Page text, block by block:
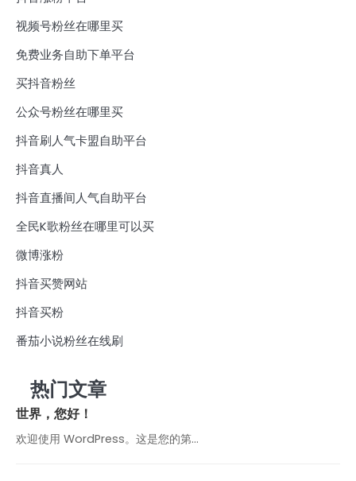
视频号粉丝在哪里买
免费业务自助下单平台
买抖音粉丝
公众号粉丝在哪里买
抖音刷人气卡盟自助平台
抖音真人
抖音直播间人气自助平台
全民K歌粉丝在哪里可以买
微博涨粉
抖音买赞网站
抖音买粉
番茄小说粉丝在线刷
热门文章
世界，您好！
欢迎使用 WordPress。这是您的第…